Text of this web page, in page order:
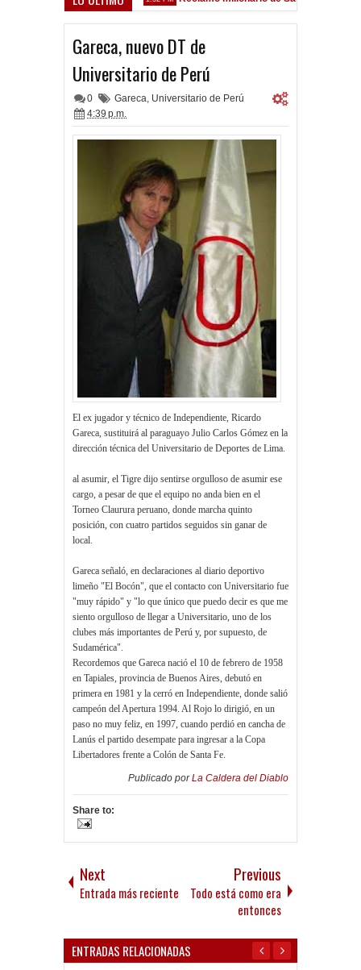
Gareca, nuevo DT de
Universitario de Perú
0 Gareca, Universitario de Perú
4:39 p.m.
El ex jugador y técnico de Independiente, Ricardo
Gareca, sustituirá al paraguayo Julio Carlos Gómez en la
dirección técnica del Universitario de Deportes de Lima.
al asumir, el Tigre dijo sentirse orgulloso de asumir ese
cargo, a pesar de que el equipo no anda bien en el
Torneo Claurura peruano, donde marcha quinto
posición, con cuatro partidos seguidos sin ganar de
local.
Gareca señaló, en declaraciones al diario deportivo
limeño "El Bocón", que el contacto con Universitario fue
"muy rápido" y "lo que único que puedo decir es que me
siento orgulloso de llegar a Universitario, uno de los
clubes más importantes de Perú y, por supuesto, de
Sudamérica".
Recordemos que Gareca nació el 10 de febrero de 1958
en Tapiales, provincia de Buenos Aires, debutó en
primera en 1981 y la cerró en Independiente, donde salió
campeón del Apertura 1994. Al Rojo lo dirigió, en un
paso no muy feliz, en 1997, cuando perdió en cancha de
Lanús el partido desempate para ingresar a la Copa
Libertadores frente a Colón de Santa Fe.
Publicado porLa Caldera del Diablo
Share to:
Next
Entrada más reciente
Previous
Todo está como era
entonces
ENTRADAS RELACIONADAS